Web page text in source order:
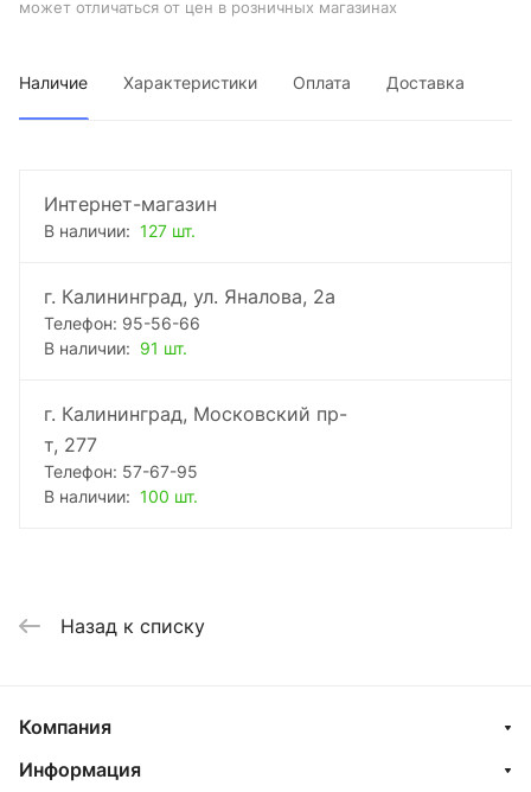
может отличаться от цен в розничных магазинах
Наличие Характеристики Оплата Доставка
Интернет-магазин
В наличии: 127 шт.
г. Калининград, ул. Яналова, 2а
Телефон: 95-56-66
В наличии: 91 шт.
г. Калининград, Московский пр-
т, 277
Телефон: 57-67-95
В наличии: 100 шт.
Назад к списку
Компания
Информация